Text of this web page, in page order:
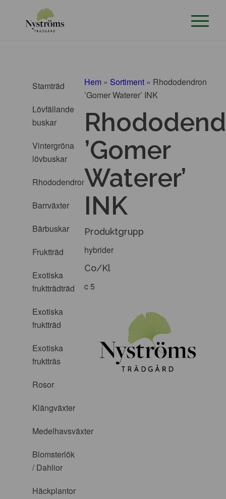
Stamträd
Lövfällande
buskar
Vintergröna
lövbuskar
Rhododendron
Barrväxter
Bärbuskar
Fruktträd
Exotiska
fruktträdträd
Exotiska
fruktträd
Exotiska
fruktträs
Rosor
Klängväxter
Medelhavsväxter
Blomsterlök
/ Dahlior
Häckplantor
Hem » Sortiment » Rhododendron
’Gomer Waterer’ INK
’Gomer
Waterer’
INK
Produktgrupp
hybrider
Co/Kl
c 5